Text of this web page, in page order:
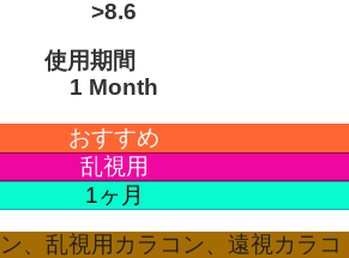
>8.6
使用期間
1 Month
おすすめ
乱視用
1ヶ月
、乱視用カラコン、遠視カラコ